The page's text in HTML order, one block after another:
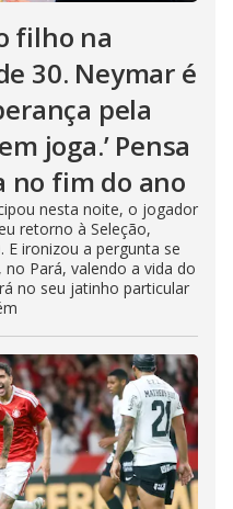
filho na
30. Neymar é
pela
joga.’ Pensa
no fim do ano
nesta noite, o jogador
retorno à Seleção,
E ironizou a pergunta se
Pará, valendo a vida do
no seu jatinho particular